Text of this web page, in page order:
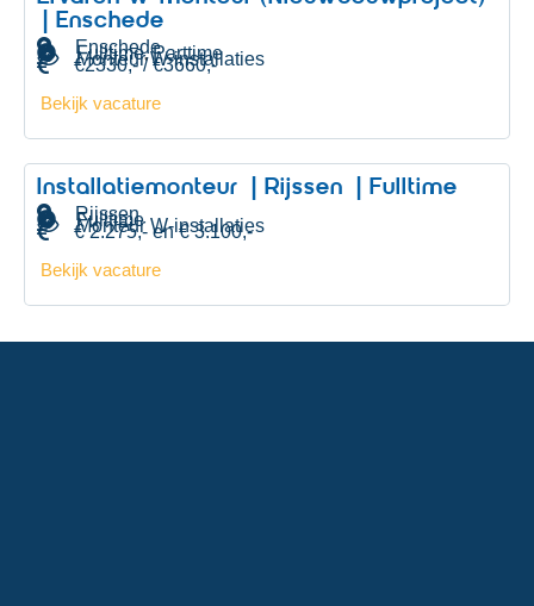
| Enschede
Enschede
Fulltime, Parttime
Monteur W-installaties
€2330,- / €3660,-
Bekijk vacature
Installatiemonteur | Rijssen | Fulltime
Rijssen
Fulltime
Monteur W-installaties
€ 2.275,- en € 3.100,-
Bekijk vacature